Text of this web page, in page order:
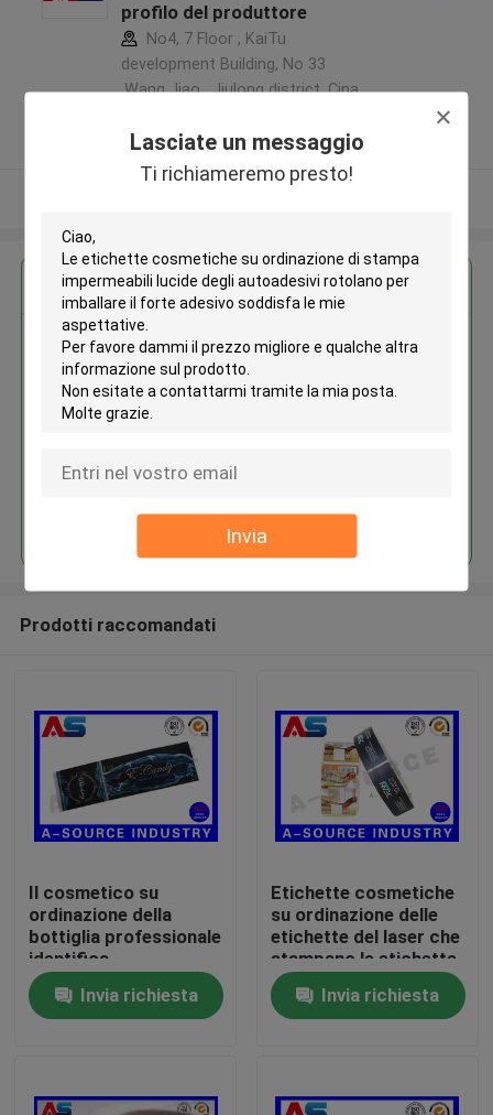
Lasciate un messaggio
Ti richiameremo presto!
Invia
Casa
Circa noi
profilo del produttore
No4, 7 Floor , KaiTu
development Building, No 33
,Wang Jiao , Jiulong district ,Cina
Fornitore verificato
Ottieni il miglior prezzo per
Le etichette cosmetiche su
ordinazione di stampa
impermeabili lucide degli
Continua
Prodotti raccomandati
Il cosmetico su
ordinazione della
bottiglia professionale
identifica
l'autoadesivo che
stampa la stagnola
d'argento per
bellezza
Invia richiesta
Etichette cosmetiche
su ordinazione delle
etichette del laser che
stampano le etichette
del rotolo su misura
adesivo per le bottiglie
cosmetiche di Platic
Invia richiesta